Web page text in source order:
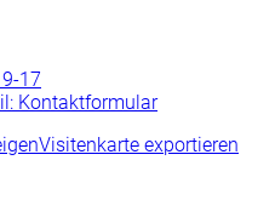
17
Kontaktformular
Visitenkarte exportieren